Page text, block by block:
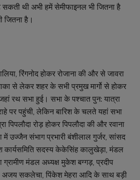
सकती थी अभी हमें सेमीफाइनल भी जितना है
है।
रिंगनोद होकर रोजाना की और से जावरा
से लेकर शहर के सभी प्रमुख मार्गो से होकर
रथ सभा हुई। सभा के पश्चात पुन: यात्रा
पर पहुंची, लेकिन बारिश के चलते यहां सभा
पिपलौदा रोड़ होकर पिपलौदा की और रवाना
में उज्जैन संभाग प्रभारी बंशीलाल गुर्जर, सांसद
कार्यसमिति सदस्य केकेसिंह कालुखेड़ा, मंडल
ग्रामीण मंडल अध्यक्ष मुकेश बग्गड़, प्रदीप
, अजय सकलेचा, पिंकेश मेहरा आदि के साथ बड़ी